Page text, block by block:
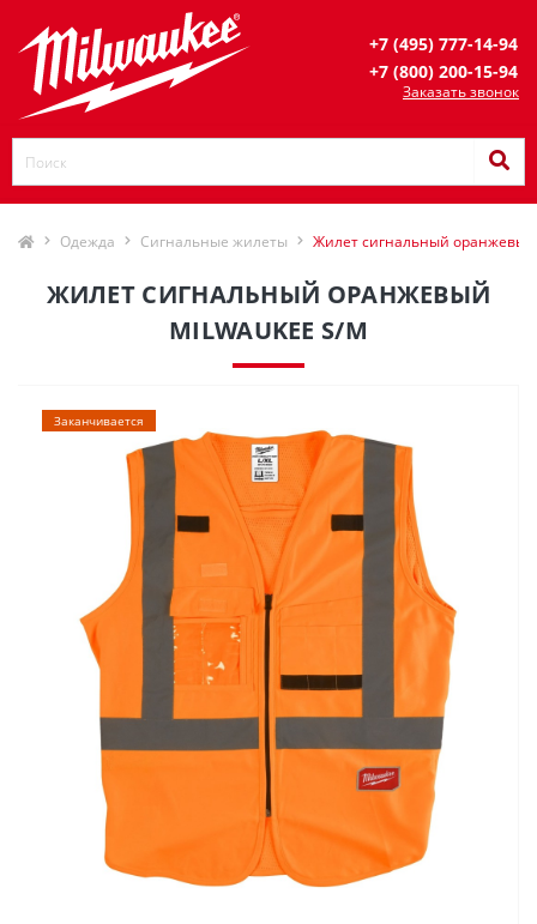
+7 (495) 777-14-94
+7 (800) 200-15-94
Заказать звонок
Одежда Сигнальные жилеты Жилет сигнальный оранжевый
ЖИЛЕТ СИГНАЛЬНЫЙ ОРАНЖЕВЫЙ
MILWAUKEE S/M
Заканчивается